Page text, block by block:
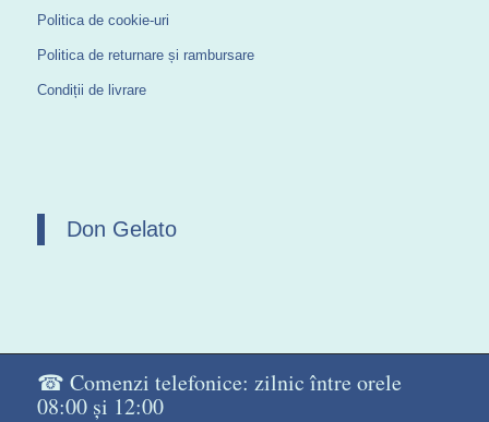
Politica de cookie-uri
Politica de returnare și rambursare
Condiții de livrare
Don Gelato
☎ Comenzi telefonice: zilnic între orele
08:00 și 12:00